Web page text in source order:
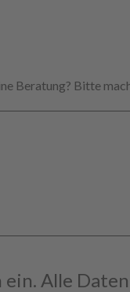
Beratung? Bitte
Alle